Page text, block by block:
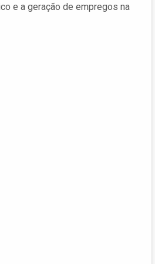
e a geração de empregos na